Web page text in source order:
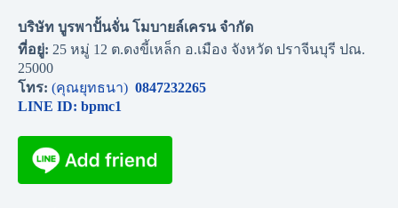
บริษัท บูรพาปั้นจั่น โมบายล์เครน จำกัด
ที่อยู่: 25 หมู่ 12 ต.ดงขี้เหล็ก อ.เมือง จังหวัด ปราจีนบุรี ปณ.
25000
โทร: (คุณยุทธนา) 0847232265
LINE ID: bpmc1